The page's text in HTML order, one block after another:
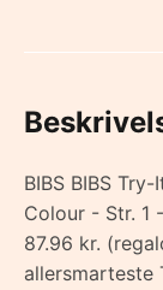
BIBS BIBS
Colour - Str. 1
87.96 kr.
allersmarteste